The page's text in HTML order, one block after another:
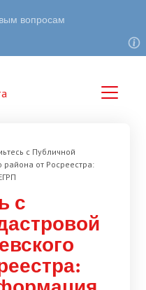
с Публичной
от Росреестра:
с